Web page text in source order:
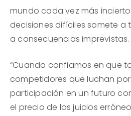
mundo cada vez más
decisiones difíciles somete a
a consecuencias imprevistas.
“Cuando confiamos en que
competidores que luchan
participación en un futuro
el precio de los juicios